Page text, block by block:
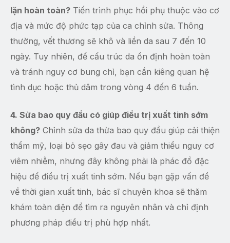
lặn hoàn toàn? Tiến trình phục hồi phụ thuộc vào cơ
địa và mức độ phức tạp của ca chỉnh sửa. Thông
thường, vết thương sẽ khô và liền da sau 7 đến 10
ngày. Tuy nhiên, để cấu trúc da ổn định hoàn toàn
và tránh nguy cơ bung chỉ, bạn cần kiêng quan hệ
tình dục hoặc thủ dâm trong vòng 4 đến 6 tuần.
4. Sửa bao quy đầu có giúp điều trị xuất tinh sớm
không? Chỉnh sửa da thừa bao quy đầu giúp cải thiện
thẩm mỹ, loại bỏ sẹo gây đau và giảm thiểu nguy cơ
viêm nhiễm, nhưng đây không phải là phác đồ đặc
hiệu để điều trị xuất tinh sớm. Nếu bạn gặp vấn đề
về thời gian xuất tinh, bác sĩ chuyên khoa sẽ thăm
khám toàn diện để tìm ra nguyên nhân và chỉ định
phương pháp điều trị phù hợp nhất.